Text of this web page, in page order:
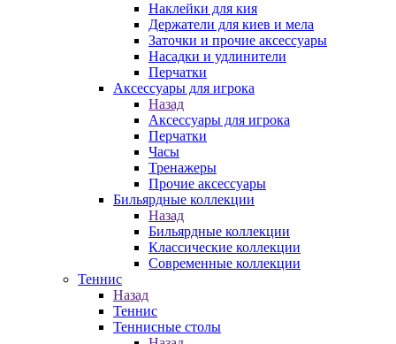
Наклейки для кия
Держатели для киев и мела
Заточки и прочие аксессуары
Насадки и удлинители
Перчатки
Аксессуары для игрока
Назад
Аксессуары для игрока
Перчатки
Часы
Тренажеры
Прочие аксессуары
Бильярдные коллекции
Назад
Бильярдные коллекции
Классические коллекции
Современные коллекции
Теннис
Назад
Теннис
Теннисные столы